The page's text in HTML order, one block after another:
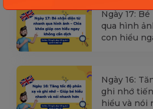
Ngày 17:
qua hình
con hiểu
Ngày 16:
ghi nhớ
hiểu và nói